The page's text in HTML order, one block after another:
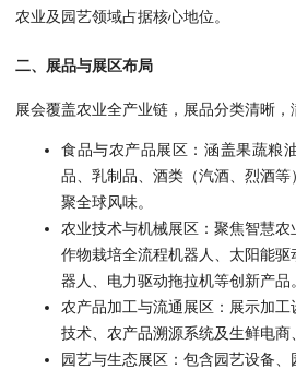
农业及园艺领域占据核心地位。
二、展品与展区布局
展会覆盖农业全产业链，展品分类清晰，
食品与农产品展区：涵盖果蔬粮
品、乳制品、酒类（汽酒、烈酒
聚全球风味。
农业技术与机械展区：聚焦智慧
作物栽培全流程机器人、太阳能
器人、电力驱动拖拉机等创新产品。
农产品加工与流通展区：展示加
技术、农产品溯源系统及生鲜电商
园艺与生态展区：包含园艺设备